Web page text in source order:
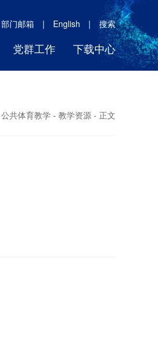
部门邮箱 | English | 搜索
党群工作 下载中心
公共体育教学 - 教学资源 - 正文